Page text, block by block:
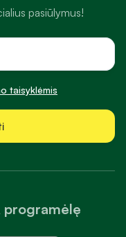
programėlę
pasiūlymus!
taisyklėmis